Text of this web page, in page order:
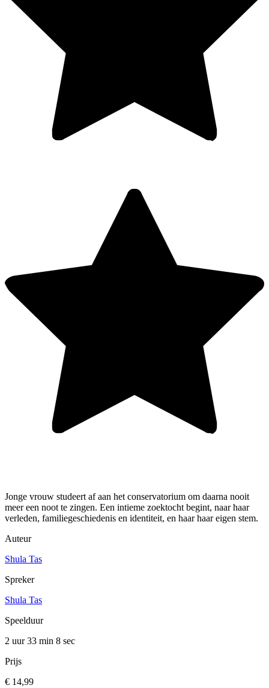
Jonge vrouw studeert af aan het conservatorium om daarna nooit
meer een noot te zingen. Een intieme zoektocht begint, naar haar
verleden, familiegeschiedenis en identiteit, en haar haar eigen stem.
Auteur
Shula Tas
Spreker
Shula Tas
Speelduur
2 uur 33 min 8 sec
Prijs
€ 14,99